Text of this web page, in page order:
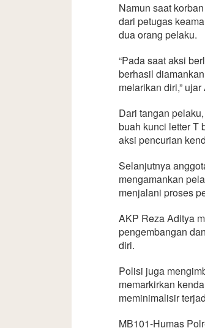
Namun saat
dari petugas
dua orang pelaku.
“Pada saat aksi
berhasil
melarikan diri,”
Dari tangan
buah kunci letter T
aksi pencurian
Selanjutnya
mengamankan
menjalani proses
AKP Reza Aditya
pengembangan
diri.
Polisi juga
memarkirkan
meminimalisir
MB101-Humas